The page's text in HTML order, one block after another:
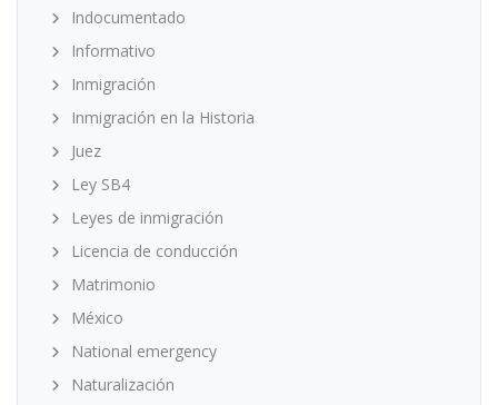
Indocumentado
Informativo
Inmigración
Inmigración en la Historia
Juez
Ley SB4
Leyes de inmigración
Licencia de conducción
Matrimonio
México
National emergency
Naturalización